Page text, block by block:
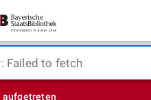
Failed to fetch
aufgetreten